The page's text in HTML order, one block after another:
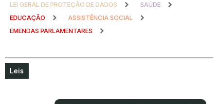
LEI GERAL DE PROTEÇÃO DE DADOS
SAÚDE
EDUCAÇÃO
ASSISTÊNCIA SOCIAL
EMENDAS PARLAMENTARES
Leis